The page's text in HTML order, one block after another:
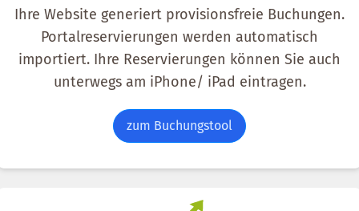
Ihre Website generiert provisionsfreie Buchungen.
Portalreservierungen werden automatisch
importiert. Ihre Reservierungen können Sie auch
unterwegs am iPhone/ iPad eintragen.
zum Buchungstool